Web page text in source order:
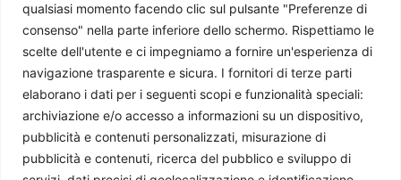
qualsiasi momento facendo clic sul pulsante "Preferenze di
consenso" nella parte inferiore dello schermo. Rispettiamo le
scelte dell'utente e ci impegniamo a fornire un'esperienza di
navigazione trasparente e sicura. I fornitori di terze parti
elaborano i dati per i seguenti scopi e funzionalità speciali:
archiviazione e/o accesso a informazioni su un dispositivo,
pubblicità e contenuti personalizzati, misurazione di
pubblicità e contenuti, ricerca del pubblico e sviluppo di
Libia, il bilancio unificato non supera la frammentazione del
potere
Florjn Recchia 25 Maggio 2026